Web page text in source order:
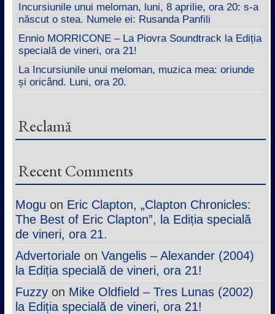
Incursiunile unui meloman, luni, 8 aprilie, ora 20: s-a
născut o stea. Numele ei: Rusanda Panfili
Ennio MORRICONE – La Piovra Soundtrack la Ediția
specială de vineri, ora 21!
La Incursiunile unui meloman, muzica mea: oriunde
și oricând. Luni, ora 20.
Reclamă
Recent Comments
Mogu on Eric Clapton, „Clapton Chronicles:
The Best of Eric Clapton”, la Ediția specială
de vineri, ora 21.
Advertorialeon Vangelis – Alexander (2004)
la Ediția specială de vineri, ora 21!
Fuzzyon Mike Oldfield – Tres Lunas (2002)
la Ediția specială de vineri, ora 21!